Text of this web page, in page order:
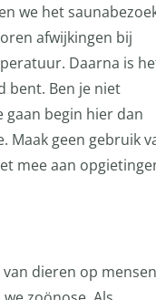
we het
afwijkingen bij
Daarna is
bent. Ben je niet
gaan begin hier dan
Maak geen gebruik
mee aan
dieren op mensen